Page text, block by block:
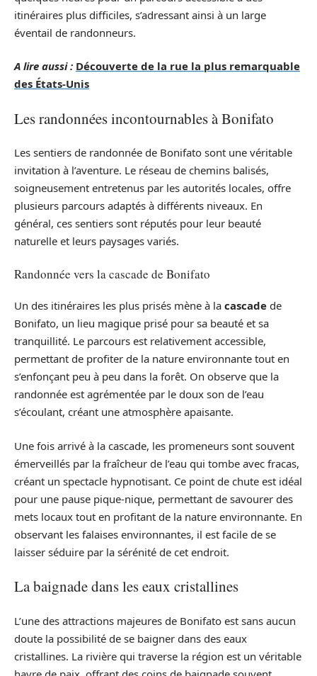
itinéraires plus difficiles, s’adressant ainsi à un large
éventail de randonneurs.
A lire aussi : Découverte de la rue la plus remarquable
des États-Unis
Les randonnées incontournables à Bonifato
Les sentiers de randonnée de Bonifato sont une véritable
invitation à l’aventure. Le réseau de chemins balisés,
soigneusement entretenus par les autorités locales, offre
plusieurs parcours adaptés à différents niveaux. En
général, ces sentiers sont réputés pour leur beauté
naturelle et leurs paysages variés.
Randonnée vers la cascade de Bonifato
Un des itinéraires les plus prisés mène à la cascade de
Bonifato, un lieu magique prisé pour sa beauté et sa
tranquillité. Le parcours est relativement accessible,
permettant de profiter de la nature environnante tout en
s’enfonçant peu à peu dans la forêt. On observe que la
randonnée est agrémentée par le doux son de l’eau
s’écoulant, créant une atmosphère apaisante.
Une fois arrivé à la cascade, les promeneurs sont souvent
émerveillés par la fraîcheur de l’eau qui tombe avec fracas,
créant un spectacle hypnotisant. Ce point de chute est idéal
pour une pause pique-nique, permettant de savourer des
mets locaux tout en profitant de la nature environnante. En
observant les falaises environnantes, il est facile de se
laisser séduire par la sérénité de cet endroit.
La baignade dans les eaux cristallines
L’une des attractions majeures de Bonifato est sans aucun
doute la possibilité de se baigner dans des eaux
cristallines. La rivière qui traverse la région est un véritable